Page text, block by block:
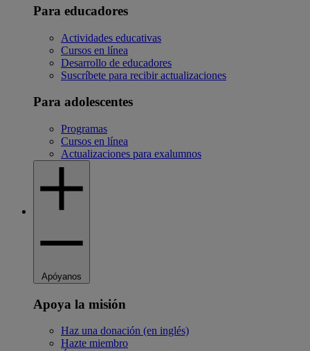
Para educadores
Actividades educativas
Cursos en línea
Desarrollo de educadores
Suscríbete para recibir actualizaciones
Para adolescentes
Programas
Cursos en línea
Actualizaciones para exalumnos
Apóyanos
Apoya la misión
Haz una donación (en inglés)
Hazte miembro